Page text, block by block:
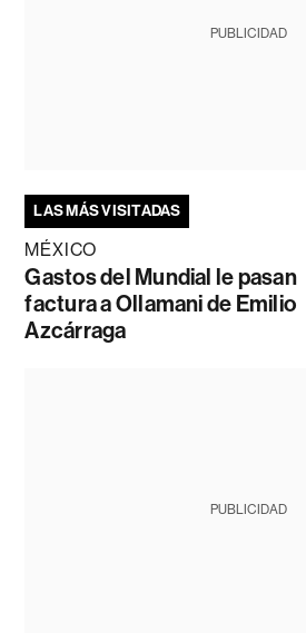
PUBLICIDAD
LAS MÁS VISITADAS
MÉXICO
Gastos del Mundial le pasan
factura a Ollamani de Emilio
Azcárraga
PUBLICIDAD